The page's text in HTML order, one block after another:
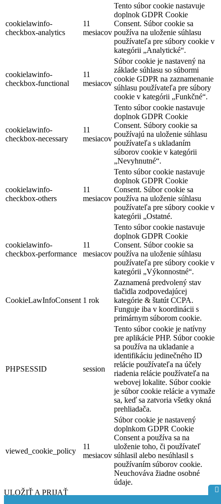
cookielawinfo-
checkbox-analytics
11
mesiacov
Tento súbor cookie nastavuje
doplnok GDPR Cookie
Consent. Súbor cookie sa
používa na uloženie súhlasu
používateľa pre súbory cookie v
kategórii „Analytické“.
cookielawinfo-
checkbox-functional
11
mesiacov
Súbor cookie je nastavený na
základe súhlasu so súbormi
cookie GDPR na zaznamenanie
súhlasu používateľa pre súbory
cookie v kategórii „Funkčné“.
cookielawinfo-
checkbox-necessary
11
mesiacov
Tento súbor cookie nastavuje
doplnok GDPR Cookie
Consent. Súbory cookie sa
používajú na uloženie súhlasu
používateľa s ukladaním
súborov cookie v kategórii
„Nevyhnutné“.
cookielawinfo-
checkbox-others
11
mesiacov
Tento súbor cookie nastavuje
doplnok GDPR Cookie
Consent. Súbor cookie sa
používa na uloženie súhlasu
používateľa pre súbory cookie v
kategórii „Ostatné.
cookielawinfo-
checkbox-performance
11
mesiacov
Tento súbor cookie nastavuje
doplnok GDPR Cookie
Consent. Súbor cookie sa
používa na uloženie súhlasu
používateľa pre súbory cookie v
kategórii „Výkonnostné“.
CookieLawInfoConsent 1 rok
Zaznamená predvolený stav
tlačidla zodpovedajúcej
kategórie & štatút CCPA.
Funguje iba v koordinácii s
primárnym súborom cookie.
PHPSESSID session
Tento súbor cookie je natívny
pre aplikácie PHP. Súbor cookie
sa používa na ukladanie a
identifikáciu jedinečného ID
relácie používateľa na účely
riadenia relácie používateľa na
webovej lokalite. Súbor cookie
je súbor cookie relácie a vymaže
sa, keď sa zatvoria všetky okná
prehliadača.
viewed_cookie_policy
11
mesiacov
Súbor cookie je nastavený
doplnkom GDPR Cookie
Consent a používa sa na
uloženie toho, či používateľ
súhlasil alebo nesúhlasil s
používaním súborov cookie.
Neuchováva žiadne osobné
údaje.
ULOŽIŤ A PRIJAŤ